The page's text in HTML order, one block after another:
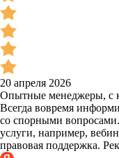
20 апреля 2026
Опытные менеджеры, с
Всегда вовремя
со спорными
услуги, например,
правовая поддержка.